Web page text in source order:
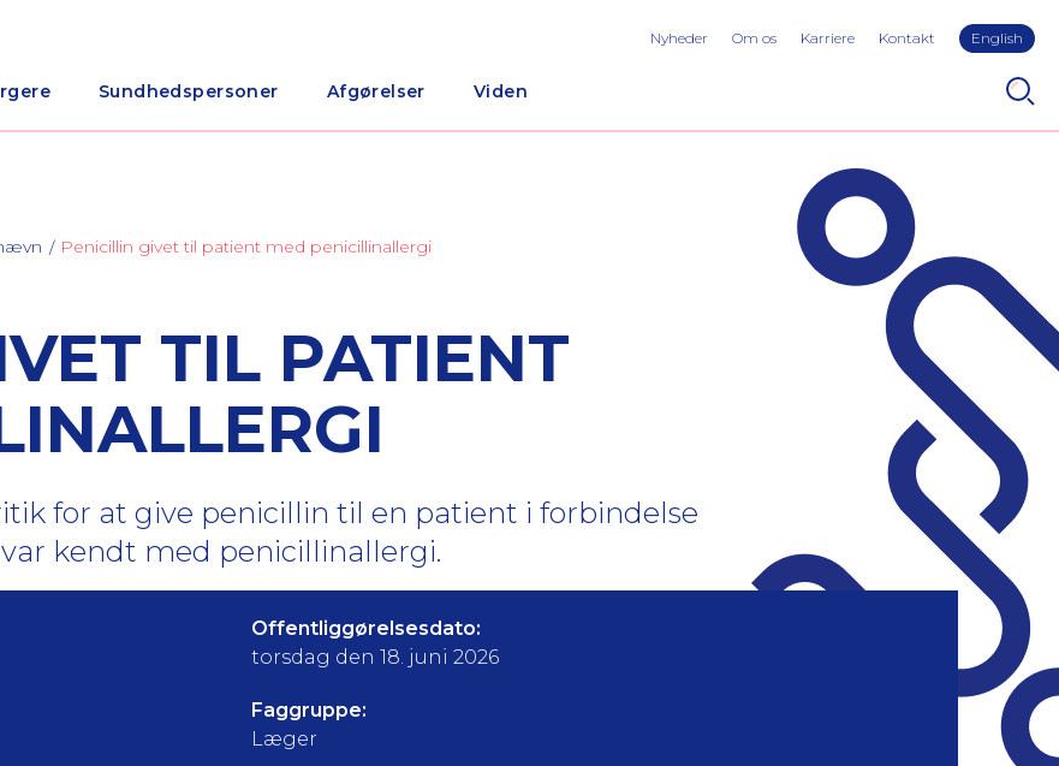
Sundhedspersoner Afgørelser Viden
Nyheder Om os Karriere Kontakt English
Penicillin givet til patient med penicillinallergi
TIL PATIENT
for at give penicillin til en patient i forbindelse
kendt med penicillinallergi.
Offentliggørelsesdato:
torsdag den 18. juni 2026
Faggruppe:
Læger